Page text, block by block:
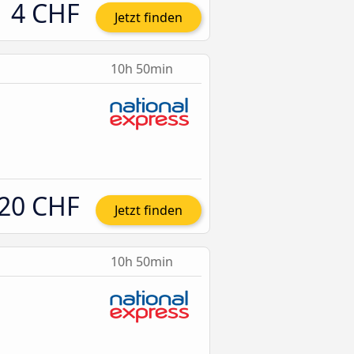
4 CHF Jetzt finden
10h 50min
CHF Jetzt finden
10h 50min